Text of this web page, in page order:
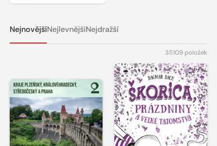
NejnovějšíNejlevnějšíNejdražší
35109 položek